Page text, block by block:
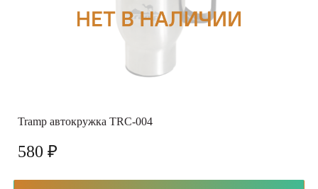
Tramp автокружка TRC-004
580 ₽